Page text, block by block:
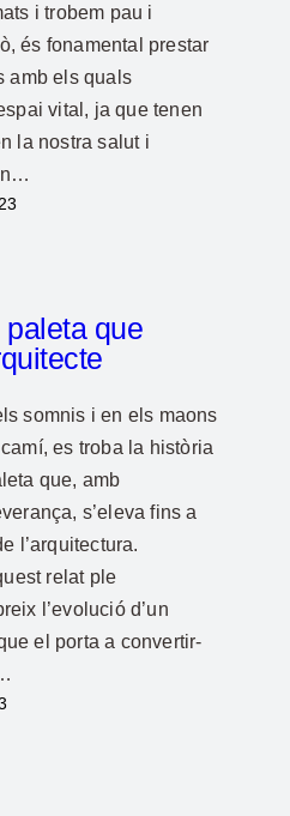
i trobem pau i
és fonamental prestar
amb els quals
vital, ja que tenen
la nostra salut i
paleta que
somnis i en els maons
es troba la història
que, amb
s’eleva fins a
l’arquitectura.
relat ple
l’evolució d’un
el porta a convertir-